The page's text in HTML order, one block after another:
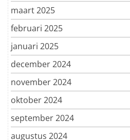
maart 2025
februari 2025
januari 2025
december 2024
november 2024
oktober 2024
september 2024
augustus 2024